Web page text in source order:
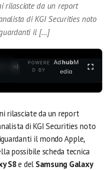
rilasciate da un report
di KGI Securities noto
il […]
POWERE
D BY
AdhubM
edia
rilasciate da un report
di KGI Securities noto
il mondo Apple,
possibile scheda tecnica
S8e del Samsung Galaxy